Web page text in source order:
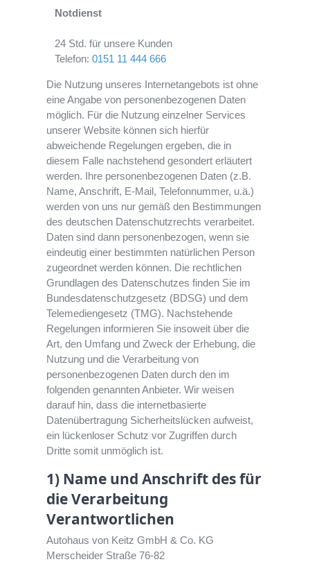
Die Nutzung unseres Internetangebots ist ohne
eine Angabe von personenbezogenen Daten
möglich. Für die Nutzung einzelner Services
unserer Website können sich hierfür
abweichende Regelungen ergeben, die in
diesem Falle nachstehend gesondert erläutert
werden. Ihre personenbezogenen Daten (z.B.
Name, Anschrift, E-Mail, Telefonnummer, u.ä.)
werden von uns nur gemäß den Bestimmungen
des deutschen Datenschutzrechts verarbeitet.
Daten sind dann personenbezogen, wenn sie
eindeutig einer bestimmten natürlichen Person
zugeordnet werden können. Die rechtlichen
Grundlagen des Datenschutzes finden Sie im
Bundesdatenschutzgesetz (BDSG) und dem
Telemediengesetz (TMG). Nachstehende
Regelungen informieren Sie insoweit über die
Art, den Umfang und Zweck der Erhebung, die
Nutzung und die Verarbeitung von
personenbezogenen Daten durch den im
folgenden genannten Anbieter. Wir weisen
darauf hin, dass die internetbasierte
Datenübertragung Sicherheitslücken aufweist,
ein lückenloser Schutz vor Zugriffen durch
Dritte somit unmöglich ist.
1) Name und Anschrift des für
die Verarbeitung
Verantwortlichen
Autohaus von Keitz GmbH & Co. KG
Merscheider Straße 76-82
Notdienst
24 Std. für unsere Kunden
Telefon: 0151 11 444 666